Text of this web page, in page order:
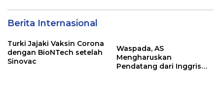
Berita Internasional
Turki Jajaki Vaksin Corona
dengan BioNTech setelah
Sinovac
Waspada, AS
Mengharuskan
Pendatang dari Inggris